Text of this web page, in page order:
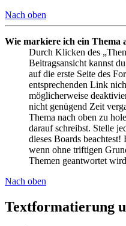
Nach oben
Wie markiere ich ein Thema
Durch Klicken des
Beitragsansicht kannst
auf die erste Seite des
entsprechenden Link
möglicherweise
nicht genügend Zeit
Thema nach oben zu
darauf schreibst. Stelle
dieses Boards
wenn ohne triftigen
Themen geantwortet
Nach oben
Textformatierung